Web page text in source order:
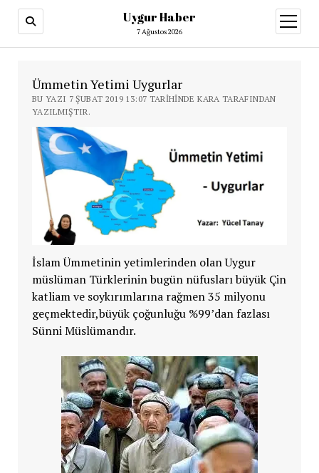
Uygur Haber
7 Ağustos 2026
aç
Ümmetin Yetimi Uygurlar
BU YAZI 7 ŞUBAT 2019 13:07 TARIHINDE KARA TARAFINDAN
YAZILMIŞTIR.
İslam Ümmetinin yetimlerinden olan Uygur
müslüman Türklerinin bugün nüfusları büyük Çin
katliam ve soykırımlarına rağmen 35 milyonu
geçmektedir,büyük çoğunluğu %99’dan fazlası
Sünni Müslümandır.